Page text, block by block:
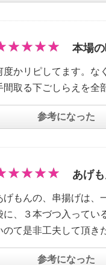
本場
度かリピしてます。な
間取る下ごしらえを全
参考になった
あげ
げもんの、串揚げは、
に、３本づつ入ってい
のて是非工夫して頂き
参考になった